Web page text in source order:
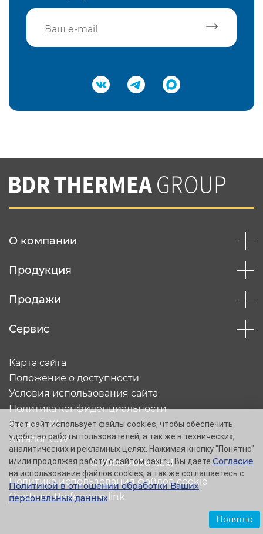
Подтвердить e-mail
Вы соглашаетесь с нашей политикой
конфеденциальности
О компании
Продукция
Продажи
Сервис
© 2005-2026 Baxi
Карта сайта
Положение о доступности
Условия использования сайта
Политика конфиденциальности
Каталог XML
Каталог CSV
Политика использования файлов cookie
OneTrust Preference link
Этот сайт использует файлы cookies, чтобы обеспечить
удобство работы пользователей, а так же в технических,
аналитических и рекламных целях. Нажимая кнопку "Понятно"
и/или продолжая работу с сайтом baxi.ru, Вы даете Согласие
на использование файлов cookies, а так же соглашаетесь с
Политикой в отношении обработки Ваших
персональных данных.
Понятно